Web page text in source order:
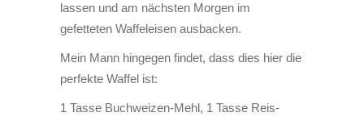
lassen und am nächsten Morgen im
gefetteten Waffeleisen ausbacken.
Mein Mann hingegen findet, dass dies hier die
perfekte Waffel ist:
1 Tasse Buchweizen-Mehl, 1 Tasse Reis-